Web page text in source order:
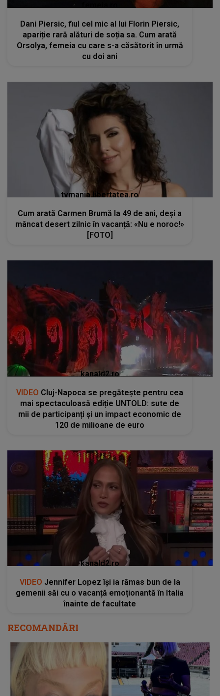
Dani Piersic, fiul cel mic al lui Florin Piersic,
apariție rară alături de soția sa. Cum arată
Orsolya, femeia cu care s-a căsătorit în urmă
cu doi ani
tvmania.libertatea.ro
Cum arată Carmen Brumă la 49 de ani, deși a
mâncat desert zilnic în vacanță: «Nu e noroc!»
[FOTO]
kanald2.ro
VIDEO Cluj-Napoca se pregătește pentru cea
mai spectaculoasă ediție UNTOLD: sute de
mii de participanți și un impact economic de
120 de milioane de euro
kanald2.ro
VIDEO Jennifer Lopez își ia rămas bun de la
gemenii săi cu o vacanță emoționantă în Italia
înainte de facultate
RECOMANDĂRI